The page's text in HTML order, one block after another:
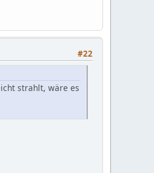
#22
strahlt, wäre es